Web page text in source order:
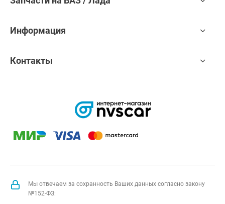
Информация
Контакты
Мы отвечаем за сохранность Ваших данных согласно закону
№152-ФЗ: